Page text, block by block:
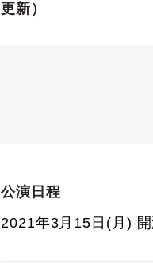
更新）
公演日程
2021年3月15日(月)